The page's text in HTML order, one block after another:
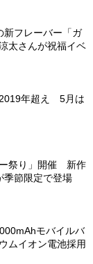
新フレーバー「ガ
太さんが祝福イベ
年超え 5月は
祭り」開催 新作
季節限定で登場
モバイルバ
ムイオン電池採用